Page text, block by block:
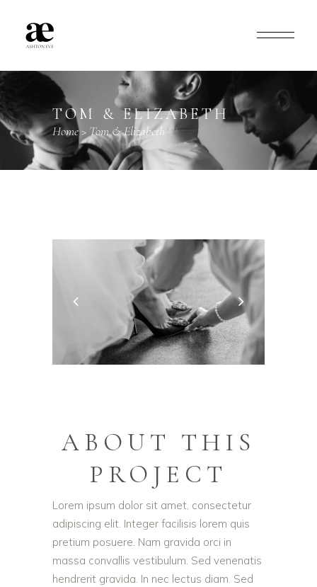
TOM & ELIZABETH
Home> Tom & Elizabeth
ABOUT THIS
PROJECT
Lorem ipsum dolor sit amet, consectetur
adipiscing elit. Integer facilisis lorem quis
pretium posuere. Nam gravida orci in
massa convallis vestibulum. Sed venenatis
hendrerit gravida. In nec lectus diam. Sed